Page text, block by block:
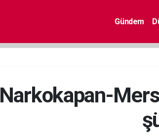
Gündem
Narkokapan-